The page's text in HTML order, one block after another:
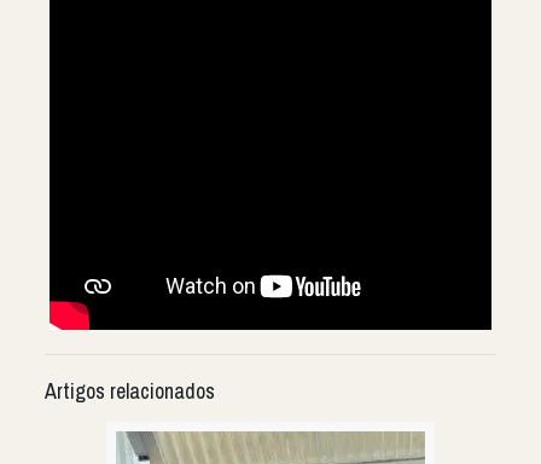
Artigos relacionados